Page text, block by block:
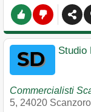
Studio
Commercialisti
5, 24020